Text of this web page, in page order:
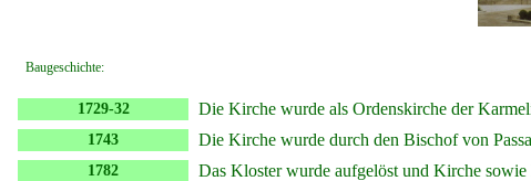
Baugeschichte:
1729-32 Die Kirche wurde als Ordenskirche der
1743 Die Kirche wurde durch den Bischof von
1782 Das Kloster wurde aufgelöst und Kirche sowie